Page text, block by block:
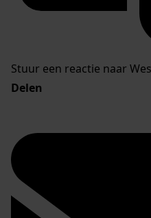
Stuur een reactie naar
Delen